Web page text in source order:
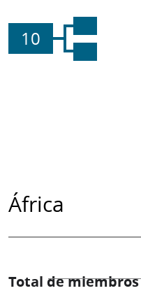
10
África
Total de